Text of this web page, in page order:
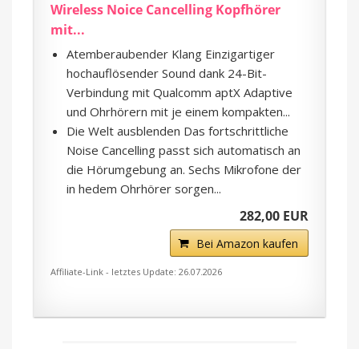
Wireless Noice Cancelling Kopfhörer
mit...
Atemberaubender Klang Einzigartiger
hochauflösender Sound dank 24-Bit-
Verbindung mit Qualcomm aptX Adaptive
und Ohrhörern mit je einem kompakten...
Die Welt ausblenden Das fortschrittliche
Noise Cancelling passt sich automatisch an
die Hörumgebung an. Sechs Mikrofone der
in hedem Ohrhörer sorgen...
282,00 EUR
Bei Amazon kaufen
Affiliate-Link - letztes Update: 26.07.2026